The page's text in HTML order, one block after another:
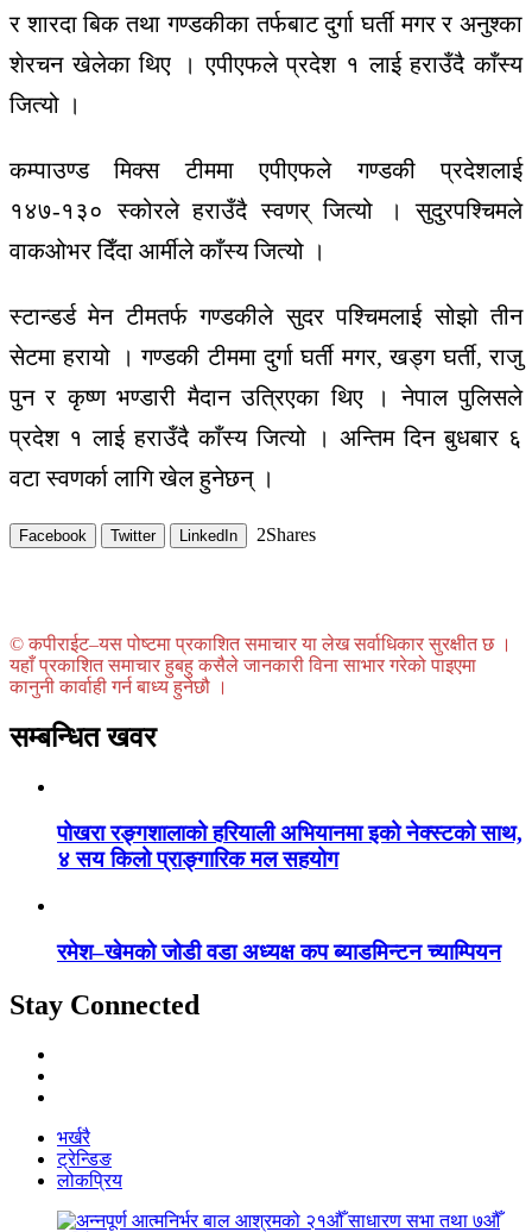
र शारदा बिक तथा गण्डकीका तर्फबाट दुर्गा घर्ती मगर र अनुश्का
शेरचन खेलेका थिए । एपीएफले प्रदेश १ लाई हराउँदै काँस्य
जित्यो ।
कम्पाउण्ड मिक्स टीममा एपीएफले गण्डकी प्रदेशलाई
१४७-१३० स्कोरले हराउँदै स्वणर् जित्यो । सुदुरपश्चिमले
वाकओभर दिँदा आर्मीले काँस्य जित्यो ।
स्टान्डर्ड मेन टीमतर्फ गण्डकीले सुदर पश्चिमलाई सोझो तीन
सेटमा हरायो । गण्डकी टीममा दुर्गा घर्ती मगर, खड्ग घर्ती, राजु
पुन र कृष्ण भण्डारी मैदान उत्रिएका थिए । नेपाल पुलिसले
प्रदेश १ लाई हराउँदै काँस्य जित्यो । अन्तिम दिन बुधबार ६
वटा स्वणर्का लागि खेल हुनेछन् ।
Facebook Twitter LinkedIn 2Shares
© कपीराईट–यस पोष्टमा प्रकाशित समाचार या लेख सर्वाधिकार सुरक्षीत छ ।
यहाँ प्रकाशित समाचार हुबहु कसैले जानकारी विना साभार गरेको पाइएमा
कानुनी कार्वाही गर्न बाध्य हुनेछौ ।
सम्बन्धित खवर
पोखरा रङ्गशालाको हरियाली अभियानमा इको नेक्स्टको साथ,
४ सय किलो प्राङ्गारिक मल सहयोग
रमेश–खेमको जोडी वडा अध्यक्ष कप ब्याडमिन्टन च्याम्पियन
Stay Connected
भर्खरै
ट्रेन्डिङ
लोकप्रिय